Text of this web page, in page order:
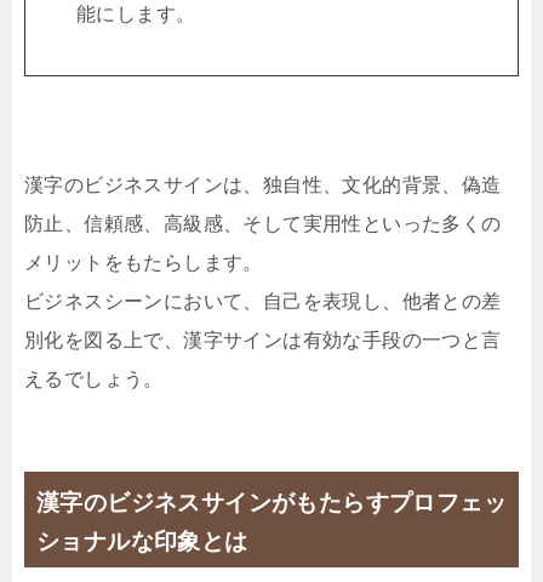
能にします。
漢字のビジネスサインは、独自性、文化的背景、偽造
防止、信頼感、高級感、そして実用性といった多くの
メリットをもたらします。
ビジネスシーンにおいて、自己を表現し、他者との差
別化を図る上で、漢字サインは有効な手段の一つと言
えるでしょう。
漢字のビジネスサインがもたらすプロフェッ
ショナルな印象とは